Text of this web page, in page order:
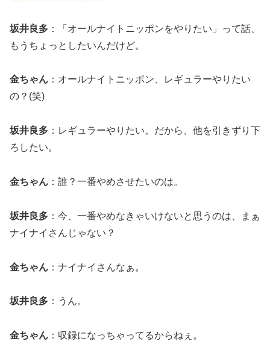
坂井良多 ：「オールナイトニッポンをやりたい」って話、
もうちょっとしたいんだけど。
金ちゃん ：オールナイトニッポン、レギュラーやりたい
の？(笑)
坂井良多 ：レギュラーやりたい。だから、他を引きずり下
ろしたい。
金ちゃん ：誰？一番やめさせたいのは。
坂井良多 ：今、一番やめなきゃいけないと思うのは、まぁ
ナイナイさんじゃない？
金ちゃん ：ナイナイさんなぁ。
坂井良多 ：うん。
金ちゃん ：収録になっちゃってるからねぇ。